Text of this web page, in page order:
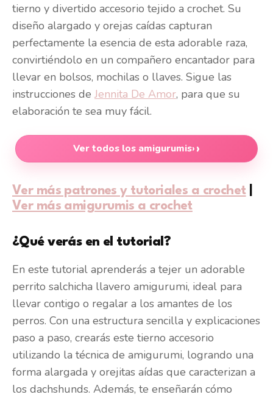
tierno y divertido accesorio tejido a crochet. Su
diseño alargado y orejas caídas capturan
perfectamente la esencia de esta adorable raza,
convirtiéndolo en un compañero encantador para
llevar en bolsos, mochilas o llaves. Sigue las
instrucciones de Jennita De Amor, para que su
elaboración te sea muy fácil.
Ver todos los amigurumis›
Ver más patrones y tutoriales a crochet|
Ver más amigurumis a crochet
¿Qué verás en el tutorial?
En este tutorial aprenderás a tejer un adorable
perrito salchicha llavero amigurumi, ideal para
llevar contigo o regalar a los amantes de los
perros. Con una estructura sencilla y explicaciones
paso a paso, crearás este tierno accesorio
utilizando la técnica de amigurumi, logrando una
forma alargada y orejitas aídas que caracterizan a
los dachshunds. Además, te enseñarán cómo